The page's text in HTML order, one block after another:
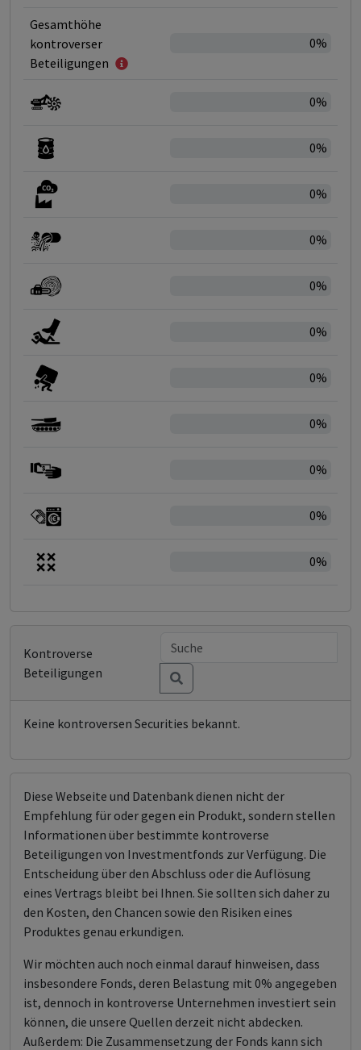
Gesamthöhe
kontroverser
Beteiligungen
0%
0%
0%
0%
0%
0%
0%
0%
0%
0%
0%
0%
Kontroverse
Beteiligungen
Keine kontroversen Securities bekannt.
Diese Webseite und Datenbank dienen nicht der
Empfehlung für oder gegen ein Produkt, sondern stellen
Informationen über bestimmte kontroverse
Beteiligungen von Investmentfonds zur Verfügung. Die
Entscheidung über den Abschluss oder die Auflösung
eines Vertrags bleibt bei Ihnen. Sie sollten sich daher zu
den Kosten, den Chancen sowie den Risiken eines
Produktes genau erkundigen.
Wir möchten auch noch einmal darauf hinweisen, dass
insbesondere Fonds, deren Belastung mit 0% angegeben
ist, dennoch in kontroverse Unternehmen investiert sein
können, die unsere Quellen derzeit nicht abdecken.
Außerdem: Die Zusammensetzung der Fonds kann sich